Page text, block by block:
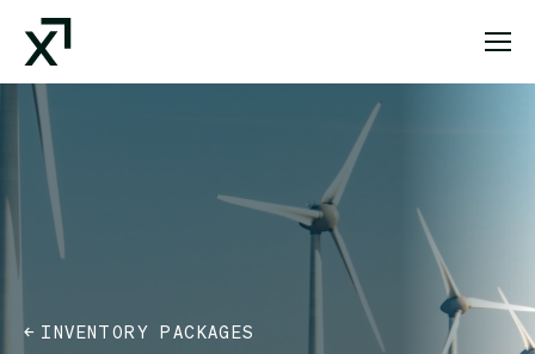
Index Exchange Home page
INVENTORY PACKAGES